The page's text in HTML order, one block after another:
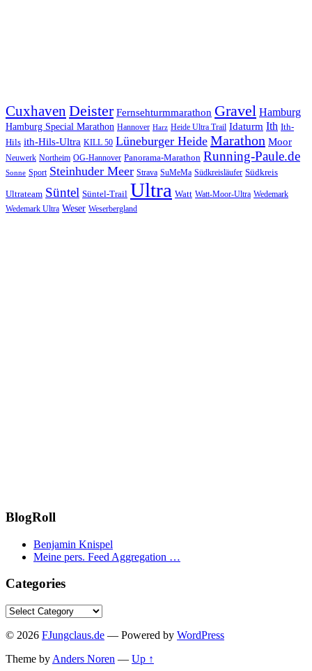
Cuxhaven Deister Fernsehturmmarathon Gravel Hamburg
Hamburg Special Marathon Hannover Harz Heide Ultra Trail Idaturm Ith Ith-
Hils ith-Hils-Ultra KILL 50 Lüneburger Heide Marathon Moor
Neuwerk Northeim OG-Hannover Panorama-Marathon Running-Paule.de
Sonne Sport Steinhuder Meer Strava SuMeMa Südkreisläufer Südkreis
Ultrateam Süntel Süntel-Trail Ultra Watt Watt-Moor-Ultra Wedemark
Wedemark Ultra Weser Weserbergland
BlogRoll
Benjamin Knispel
Meine pers. Feed Aggregation …
Categories
Categories
© 2026 FJungclaus.de — Powered by WordPress
Theme by Anders Noren — Up ↑